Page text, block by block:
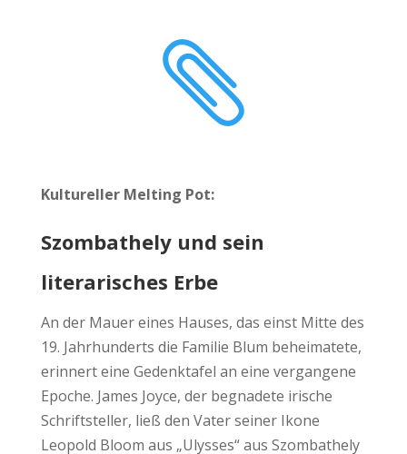

Kultureller Melting Pot:
Szombathely und sein
literarisches Erbe
An der Mauer eines Hauses, das einst Mitte des
19. Jahrhunderts die Familie Blum beheimatete,
erinnert eine Gedenktafel an eine vergangene
Epoche. James Joyce, der begnadete irische
Schriftsteller, ließ den Vater seiner Ikone
Leopold Bloom aus „Ulysses“ aus Szombathely